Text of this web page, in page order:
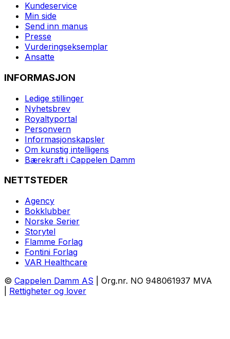
Kundeservice
Min side
Send inn manus
Presse
Vurderingseksemplar
Ansatte
INFORMASJON
Ledige stillinger
Nyhetsbrev
Royaltyportal
Personvern
Informasjonskapsler
Om kunstig intelligens
Bærekraft i Cappelen Damm
NETTSTEDER
Agency
Bokklubber
Norske Serier
Storytel
Flamme Forlag
Fontini Forlag
VAR Healthcare
© Cappelen Damm AS | Org.nr. NO 948061937 MVA
Rettigheter og lover